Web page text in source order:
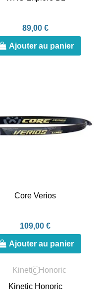
89,00 €
Ajouter au panier
Core Verios
109,00 €
Ajouter au panier
Kinetic Honoric